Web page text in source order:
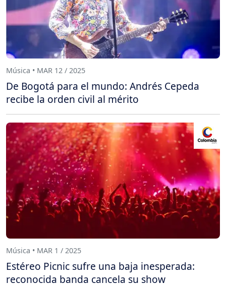
Música • MAR 12 / 2025
De Bogotá para el mundo: Andrés Cepeda
recibe la orden civil al mérito
Música • MAR 1 / 2025
Estéreo Picnic sufre una baja inesperada:
reconocida banda cancela su show